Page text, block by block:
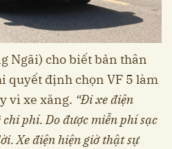
Ngãi) cho biết bản thân
quyết định chọn VF 5 làm
vì xe xăng. “Đi xe điện
phí. Do được miễn phí sạc
Xe điện hiện giờ thật sự